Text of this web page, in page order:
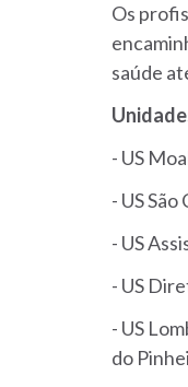
Os
saúde
- US
- US
- US
- US
- US
do